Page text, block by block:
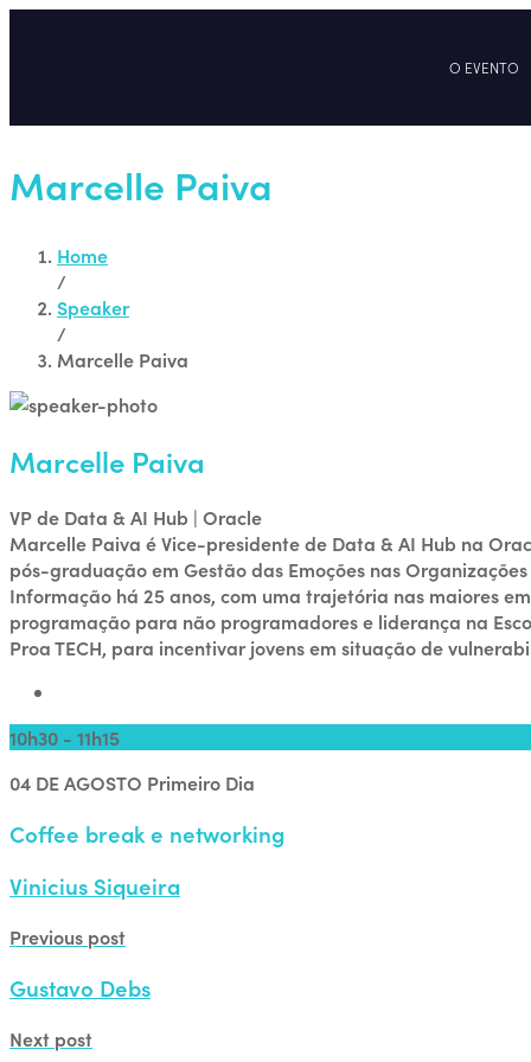
O EVENTO
Marcelle Paiva
Home
/
Speaker
/
Marcelle Paiva
Marcelle Paiva
VP de Data & AI Hub | Oracle
Marcelle Paiva é Vice-presidente de Data & AI Hub na
pós-graduação em Gestão das Emoções nas
Informação há 25 anos, com uma trajetória nas maiores
programação para não programadores e liderança na
Proa TECH, para incentivar jovens em situação de
10h30 - 11h15
04 DE AGOSTO Primeiro Dia
Coffee break e networking
Vinicius Siqueira
Previous post
Gustavo Debs
Next post